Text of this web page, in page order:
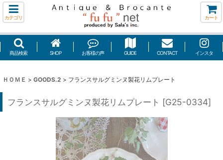
カテゴリ カート
商品検索 SHOP お客様の声 GUIDE CONTACT インスタ
ＨＯＭＥ > GOODS.2 > フランスサルグミンヌ製花リムプレート
フランスサルグミンヌ製花リムプレート [G25-0334]